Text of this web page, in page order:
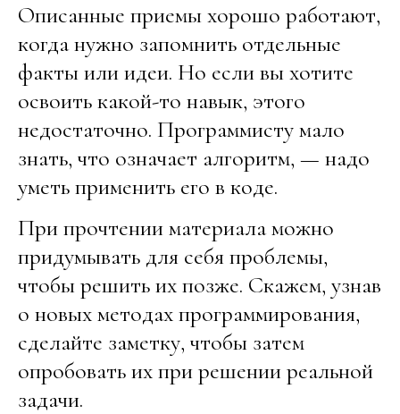
Описанные приемы хорошо работают,
когда нужно запомнить отдельные
факты или идеи. Но если вы хотите
освоить какой-то навык, этого
недостаточно. Программисту мало
знать, что означает алгоритм, — надо
уметь применить его в коде.
При прочтении материала можно
придумывать для себя проблемы,
чтобы решить их позже. Скажем, узнав
о новых методах программирования,
сделайте заметку, чтобы затем
опробовать их при решении реальной
задачи.